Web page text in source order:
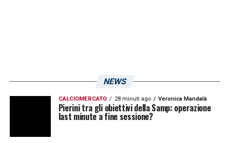
NEWS
CALCIOMERCATO 28 minuti ago Veronica Mandalà
Pierini tra gli obiettivi della Samp: operazione
last minute a fine sessione?